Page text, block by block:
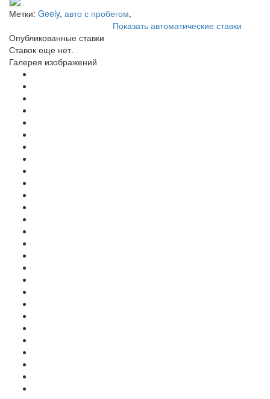
Метки: Geely, авто с пробегом,
Показать автоматические ставки
Опубликованные ставки
Ставок еще нет.
Галерея изображений